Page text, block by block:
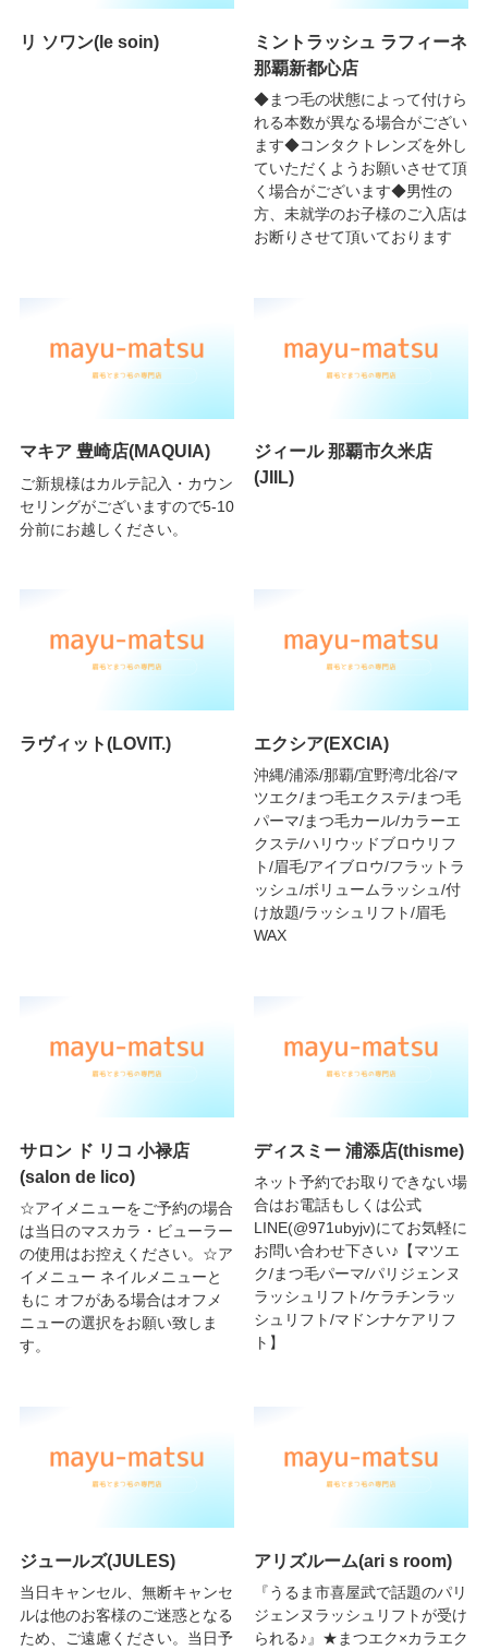
リ ソワン(le soin)
ミントラッシュ ラフィーネ
那覇新都心店
◆まつ毛の状態によって付けら
れる本数が異なる場合がござい
ます◆コンタクトレンズを外し
ていただくようお願いさせて頂
く場合がございます◆男性の
方、未就学のお子様のご入店は
お断りさせて頂いております
マキア 豊崎店(MAQUIA)
ご新規様はカルテ記入・カウン
セリングがございますので5-10
分前にお越しください。
ジィール 那覇市久米店
(JIIL)
ラヴィット(LOVIT.) エクシア(EXCIA)
沖縄/浦添/那覇/宜野湾/北谷/マ
ツエク/まつ毛エクステ/まつ毛
パーマ/まつ毛カール/カラーエ
クステ/ハリウッドブロウリフ
ト/眉毛/アイブロウ/フラットラ
ッシュ/ボリュームラッシュ/付
け放題/ラッシュリフト/眉毛
WAX
サロン ド リコ 小禄店
(salon de lico)
☆アイメニューをご予約の場合
は当日のマスカラ・ビューラー
の使用はお控えください。☆ア
イメニュー ネイルメニューと
もに オフがある場合はオフメ
ニューの選択をお願い致しま
す。
ディスミー 浦添店(thisme)
ネット予約でお取りできない場
合はお電話もしくは公式
LINE(@971ubyjv)にてお気軽に
お問い合わせ下さい♪【マツエ
ク/まつ毛パーマ/パリジェンヌ
ラッシュリフト/ケラチンラッ
シュリフト/マドンナケアリフ
ト】
ジュールズ(JULES)
当日キャンセル、無断キャンセ
ルは他のお客様のご迷惑となる
ため、ご遠慮ください。当日予
アリズルーム(ari s room)
『うるま市喜屋武で話題のパリ
ジェンヌラッシュリフトが受け
られる♪』★まつエク×カラエク